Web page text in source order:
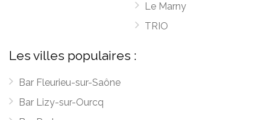
Le Marny
TRIO
Les villes populaires :
Bar Fleurieu-sur-Saône
Bar Lizy-sur-Ourcq